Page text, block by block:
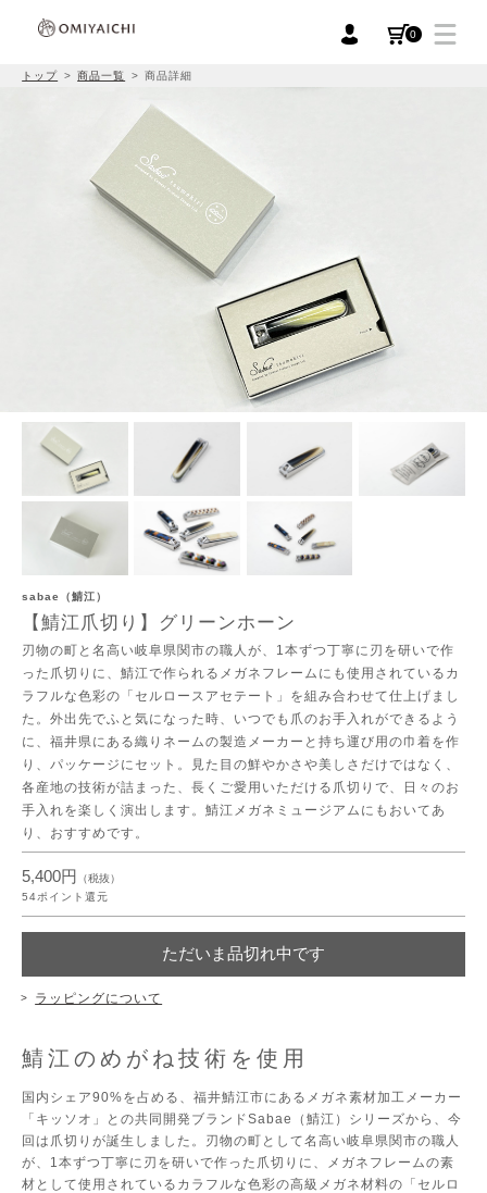
0
トップ 商品一覧 商品詳細
sabae（鯖江）
【鯖江爪切り】グリーンホーン
刃物の町と名高い岐阜県関市の職人が、1本ずつ丁寧に刃を研いで作
った爪切りに、鯖江で作られるメガネフレームにも使用されているカ
ラフルな色彩の「セルロースアセテート」を組み合わせて仕上げまし
た。外出先でふと気になった時、いつでも爪のお手入れができるよう
に、福井県にある織りネームの製造メーカーと持ち運び用の巾着を作
り、パッケージにセット。見た目の鮮やかさや美しさだけではなく、
各産地の技術が詰まった、長くご愛用いただける爪切りで、日々のお
手入れを楽しく演出します。鯖江メガネミュージアムにもおいてあ
り、おすすめです。
5,400円
（税抜）
54ポイント還元
ただいま品切れ中です
ラッピングについて
鯖江のめがね技術を使用
国内シェア90%を占める、福井鯖江市にあるメガネ素材加工メーカー
「キッソオ」との共同開発ブランドSabae（鯖江）シリーズから、今
回は爪切りが誕生しました。刃物の町として名高い岐阜県関市の職人
が、1本ずつ丁寧に刃を研いで作った爪切りに、メガネフレームの素
材として使用されているカラフルな色彩の高級メガネ材料の「セルロ